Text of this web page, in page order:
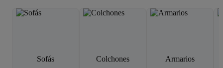
Sofás Colchones Armarios